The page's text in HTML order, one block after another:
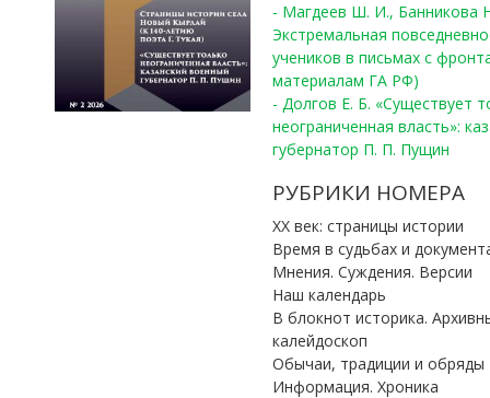
- Магдеев Ш. И., Банникова
Экстремальная
учеников в письмах с
материалам ГА РФ)
- Долгов Е. Б. «Существует
неограниченная власть»:
губернатор П. П. Пущин
РУБРИКИ НОМЕРА
ХХ век: страницы истории
Время в судьбах и
Мнения. Суждения. Версии
Наш календарь
В блокнот историка.
калейдоскоп
Обычаи, традиции и обряды
Информация. Хроника